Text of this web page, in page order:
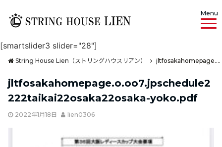
Menu
[smartslider3 slider="28"]
String House Lien（ストリングハウスリアン） jltfosakahomepage.o.oo7.jpschedule2222taikai22osaka22osaka-yoko.pdf
jltfosakahomepage.o.oo7.jpschedule2
222taikai22osaka22osaka-yoko.pdf
2022年1月18日 lien0306